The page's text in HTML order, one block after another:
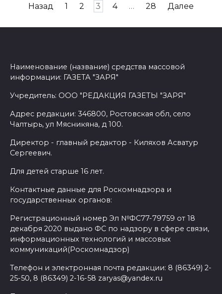
Пагинация
Назад 1 2 3 4 … 28 Далее
Наименование (название) средства массовой
информации: ГАЗЕТА "ЗАРЯ"
Учредитель: ООО "РЕДАКЦИЯ ГАЗЕТЫ "ЗАРЯ"
Адрес редакции: 346800, Ростовская обл, село
Чалтырь, ул Мясникяна, д 100.
Директор - главный редактор - Киляхов Асватур
Сергеевич.
Для детей старше 16 лет.
Контактные данные для Роскомнадзора и
государственных органов:
Регистрационный номер Эл №ФС77-79759 от 18
декабря 2020 выдано ФС по надзору в сфере связи,
информационных технологий и массовых
коммуникаций(Роскомнадзор)
Телефон и электронная почта редакции: 8 (86349) 2-
25-50, 8 (86349) 2-16-58 zaryas@yandex.ru